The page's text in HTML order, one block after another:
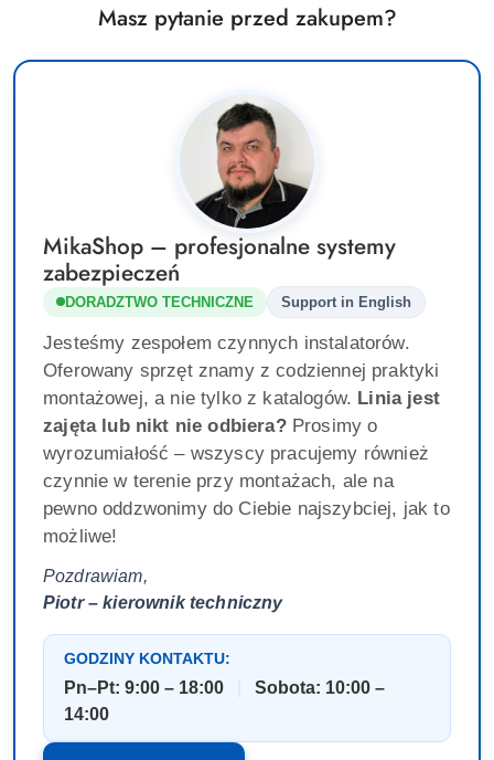
Masz pytanie przed zakupem?
MikaShop – profesjonalne systemy
zabezpieczeń
DORADZTWO TECHNICZNE Support in English
Jesteśmy zespołem czynnych instalatorów.
Oferowany sprzęt znamy z codziennej praktyki
montażowej, a nie tylko z katalogów. Linia jest
zajęta lub nikt nie odbiera?Prosimy o
wyrozumiałość – wszyscy pracujemy również
czynnie w terenie przy montażach, ale na
pewno oddzwonimy do Ciebie najszybciej, jak to
możliwe!
Pozdrawiam,
Piotr – kierownik techniczny
GODZINY KONTAKTU:
Pn–Pt: 9:00 – 18:00
Sobota: 10:00 –
14:00